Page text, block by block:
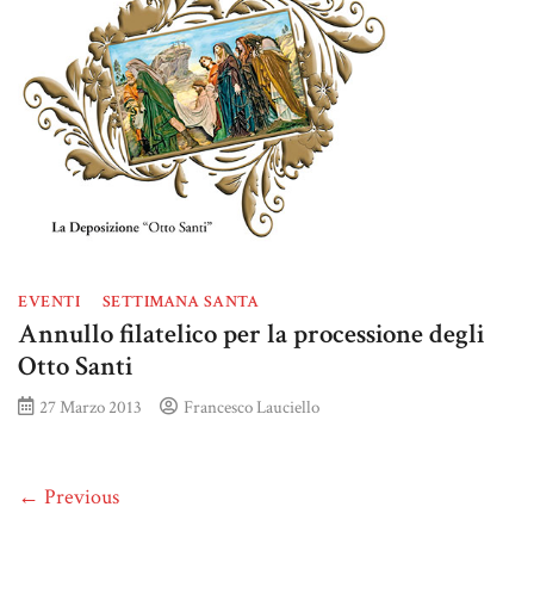
EVENTI SETTIMANA SANTA
Annullo filatelico per la processione degli
Otto Santi
27 Marzo 2013 Francesco Lauciello
← Previous